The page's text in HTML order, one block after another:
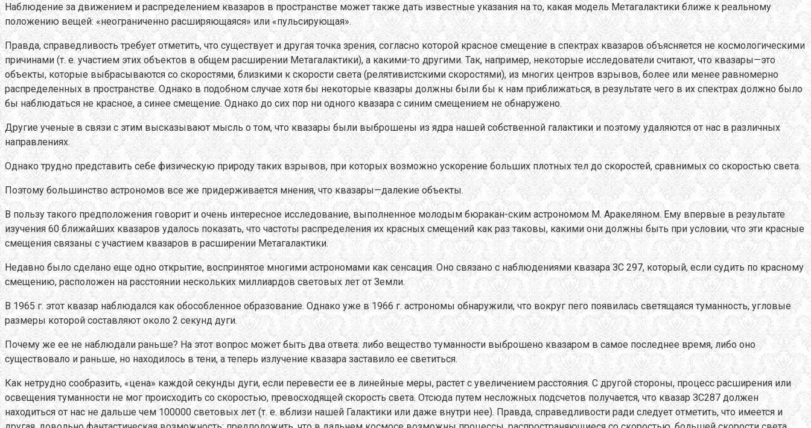
Наблюдение за движением и распределением квазаров в пространстве может также дать известные указания на то, какая модель Метагалактики ближе к реальному
положению вещей: «неограниченно расширяющаяся» или «пульсирующая».
Правда, справедливость требует отметить, что существует и другая точка зрения, согласно которой красное смещение в спектрах квазаров объясняется не космологическими
причинами (т. е. участием этих объектов в общем расширении Метагалактики), а какими-то другими. Так, например, некоторые исследователи считают, что квазары—это
объекты, которые выбрасываются со скоростями, близкими к скорости света (релятивистскими скоростями), из многих центров взрывов, более или менее равномерно
распределенных в пространстве. Однако в подобном случае хотя бы некоторые квазары должны были бы к нам приближаться, в результате чего в их спектрах должно было
бы наблюдаться не красное, а синее смещение. Однако до сих пор ни одного квазара с синим смещением не обнаружено.
Другие ученые в связи с этим высказывают мысль о том, что квазары были выброшены из ядра нашей собственной галактики и поэтому удаляются от нас в различных
направлениях.
Однако трудно представить себе физическую природу таких взрывов, при которых возможно ускорение больших плотных тел до скоростей, сравнимых со скоростью света.
Поэтому большинство астрономов все же придерживается мнения, что квазары—далекие объекты.
В пользу такого предположения говорит и очень интересное исследование, выполненное молодым бюракан-ским астрономом М. Аракеляном. Ему впервые в результате
изучения 60 ближайших квазаров удалось показать, что частоты распределения их красных смещений как раз таковы, какими они должны быть при условии, что эти красные
смещения связаны с участием квазаров в расширении Метагалактики.
Недавно было сделано еще одно открытие, воспринятое многими астрономами как сенсация. Оно связано с наблюдениями квазара ЗС 297, который, если судить по красному
смещению, расположен на расстоянии нескольких миллиардов световых лет от Земли.
В 1965 г. этот квазар наблюдался как обособленное образование. Однако уже в 1966 г. астрономы обнаружили, что вокруг пего появилась светящаяся туманность, угловые
размеры которой составляют около 2 секунд дуги.
Почему же ее не наблюдали раньше? На этот вопрос может быть два ответа: либо вещество туманности выброшено квазаром в самое последнее время, либо оно
существовало и раньше, но находилось в тени, а теперь излучение квазара заставило ее светиться.
Как нетрудно сообразить, «цена» каждой секунды дуги, если перевести ее в линейные меры, растет с увеличением расстояния. С другой стороны, процесс расширения или
освещения туманности не мог происходить со скоростью, превосходящей скорость света. Отсюда путем несложных подсчетов получается, что квазар ЗС287 должен
находиться от нас не дальше чем 100000 световых лет (т. е. вблизи нашей Галактики или даже внутри нее). Правда, справедливости ради следует отметить, что имеется и